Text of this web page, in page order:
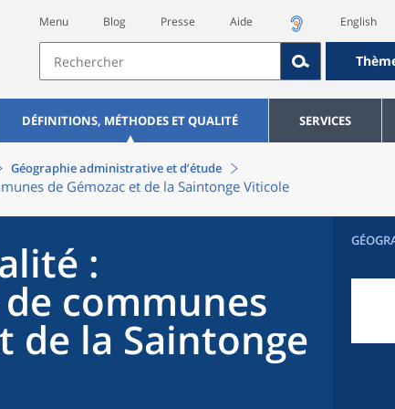
Menu Blog Presse Aide English
DÉFINITIONS, MÉTHODES ET QUALITÉ SERVICES
Géographie administrative et d’étude
de Gémozac et de la Saintonge Viticole
:
communes
de la Saintonge